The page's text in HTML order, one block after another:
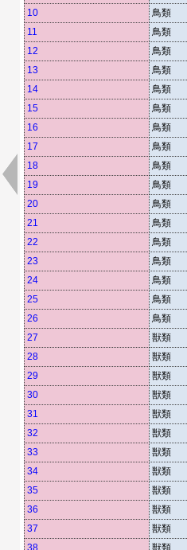
10
鳥類
11
鳥類
12
鳥類
13
鳥類
14
鳥類
15
鳥類
16
鳥類
17
鳥類
18
鳥類
19
鳥類
20
鳥類
21
鳥類
22
鳥類
23
鳥類
24
鳥類
25
鳥類
26
鳥類
27
獣類
28
獣類
29
獣類
30
獣類
31
獣類
32
獣類
33
獣類
34
獣類
35
獣類
36
獣類
37
獣類
38
獣類